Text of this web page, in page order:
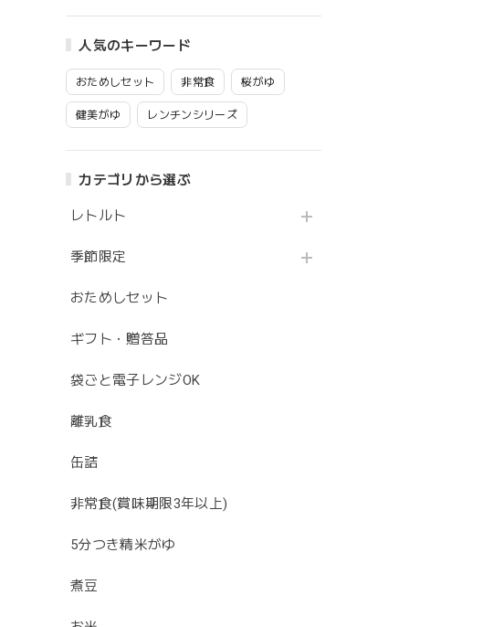
人気のキーワード
おためしセット 非常食 桜がゆ
健美がゆ レンチンシリーズ
カテゴリから選ぶ
レトルト
季節限定
おためしセット
ギフト・贈答品
袋ごと電子レンジOK
離乳食
缶詰
非常食(賞味期限3年以上)
5分つき精米がゆ
煮豆